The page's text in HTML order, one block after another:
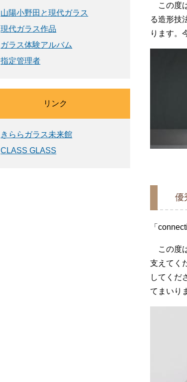
この度
る造形技
ります。
優
「
この度
支えてく
してくだ
てまいり
山陽小野田と現代ガラス
現代ガラス作品
ガラス体験アルバム
指定管理者
リンク
きららガラス未来館
CLASS GLASS